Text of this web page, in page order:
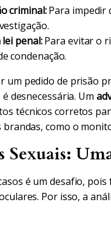
criminal:Para impedir
penal:Para evitar o
condenação.
um pedido de prisão
desnecessária. Um
técnicos corretos
como o
Sexuais:
é um desafio,
Por isso, a